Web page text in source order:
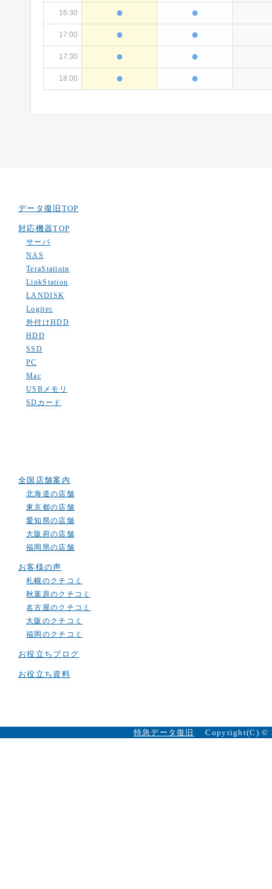
データ復旧TOP
対応機器TOP
サーバ
NAS
TeraStatioin
LinkStation
LANDISK
Logitec
外付けHDD
HDD
SSD
PC
Mac
USBメモリ
SDカード
全国店舗案内
北海道の店舗
東京都の店舗
愛知県の店舗
大阪府の店舗
福岡県の店舗
お客様の声
札幌のクチコミ
秋葉原のクチコミ
名古屋のクチコミ
大阪のクチコミ
福岡のクチコミ
お役立ちブログ
お役立ち資料
特急データ復旧 Copyright(C) ©